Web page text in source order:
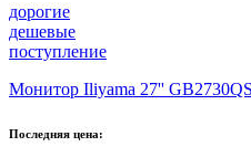
дорогие
дешевые
поступление
Монитор Iliyama 27''
Последняя цена: